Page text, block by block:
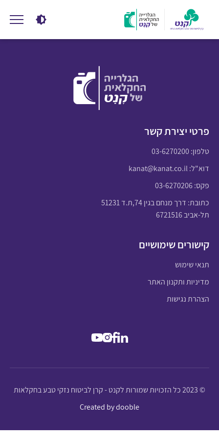
פרטי יצירת קשר
טלפון:03-6270200
דוא"ל:kanat@kanat.co.il
פקס: 03-6270206
כתובת: דרך מנחם בגין 74,ת.ד 51231
תל-אביב 6721516
קישורים שימושיים
תנאי שימוש
מדיניות ותקנון האתר
הצהרת נגישות
© 2023 כל הזכויות שמורות לקנט - קרן לביטוח נזקי טבע בחקלאות
Created by dooble